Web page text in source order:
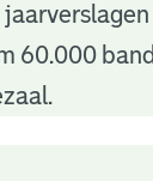
60.000